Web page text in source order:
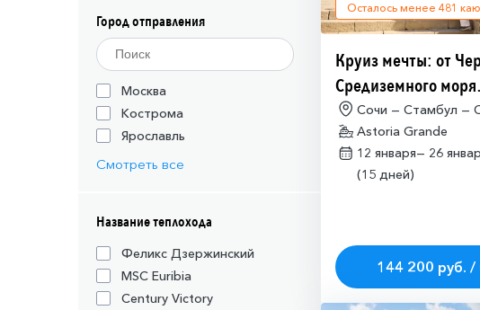
Город отправления
Москва
Кострома
Ярославль
Смотреть все
Название теплохода
Феликс Дзержинский
MSC Euribia
Century Victory
Осталось менее 481
Круиз мечты: от
Средиземного моря
(необходимо
разрешение на
Израиля (ETA-IL)
Сочи — Стамбул —
Astoria Grande
12 января— 26
(15 дней)
144 200 руб. /